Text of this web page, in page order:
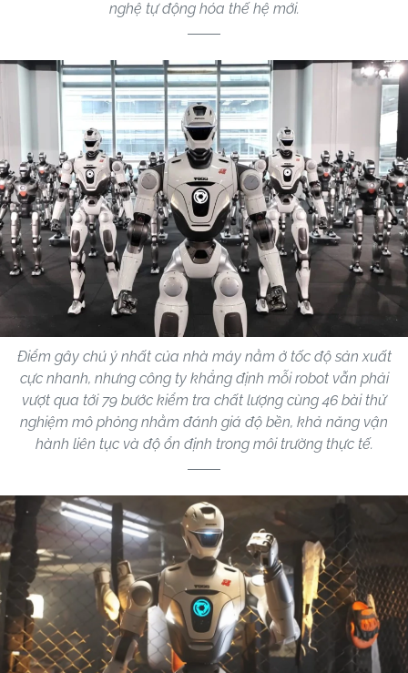
nghệ tự động hóa thế hệ mới.
Điểm gây chú ý nhất của nhà máy nằm ở tốc độ sản xuất
cực nhanh, nhưng công ty khẳng định mỗi robot vẫn phải
vượt qua tới 79 bước kiểm tra chất lượng cùng 46 bài thử
nghiệm mô phỏng nhằm đánh giá độ bền, khả năng vận
hành liên tục và độ ổn định trong môi trường thực tế.